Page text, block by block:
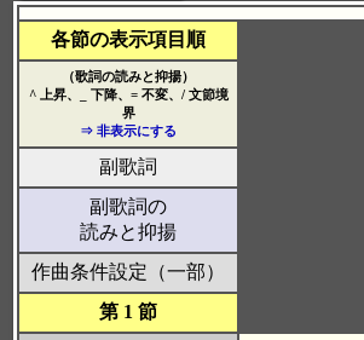
各節の表示項目順
（歌詞の読みと抑揚）
^ 上昇、_ 下降、= 不変、/ 文節境
界
⇒ 非表示にする
副歌詞
副歌詞の
読みと抑揚
作曲条件設定（一部）
第 1 節